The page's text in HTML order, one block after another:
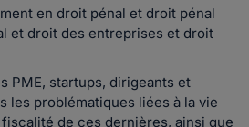
en droit pénal et droit pénal
et droit des entreprises et droit
PME, startups, dirigeants et
les problématiques liées à la vie
de ces dernières, ainsi que